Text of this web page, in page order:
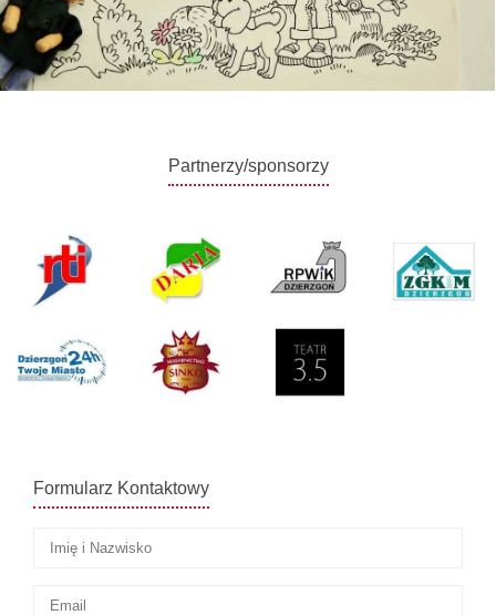
Partnerzy/sponsorzy
Formularz Kontaktowy